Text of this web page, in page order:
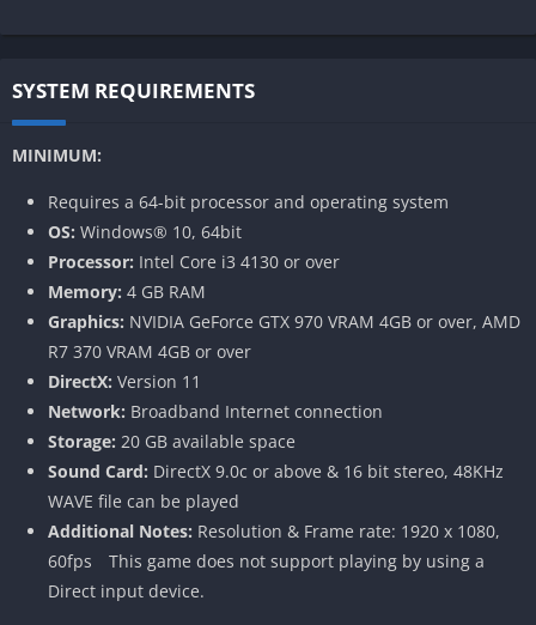
SYSTEM REQUIREMENTS
MINIMUM:
Requires a 64-bit processor and operating system
OS: Windows® 10, 64bit
Processor: Intel Core i3 4130 or over
Memory: 4 GB RAM
Graphics: NVIDIA GeForce GTX 970 VRAM 4GB or over, AMD
R7 370 VRAM 4GB or over
DirectX: Version 11
Network: Broadband Internet connection
Storage: 20 GB available space
Sound Card: DirectX 9.0c or above & 16 bit stereo, 48KHz
WAVE file can be played
Additional Notes: Resolution & Frame rate: 1920 x 1080,
60fps This game does not support playing by using a
Direct input device.